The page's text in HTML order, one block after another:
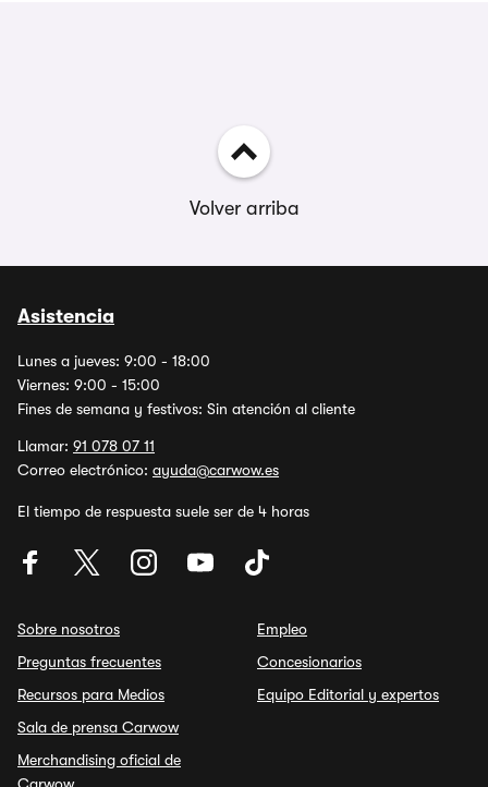
Volver arriba
Asistencia
Lunes a jueves: 9:00 - 18:00
Viernes: 9:00 - 15:00
Fines de semana y festivos: Sin atención al cliente
Llamar: 91 078 07 11
Correo electrónico: ayuda@carwow.es
El tiempo de respuesta suele ser de 4 horas
Sobre nosotros
Preguntas frecuentes
Recursos para Medios
Sala de prensa Carwow
Merchandising oficial de
Empleo
Concesionarios
Equipo Editorial y expertos